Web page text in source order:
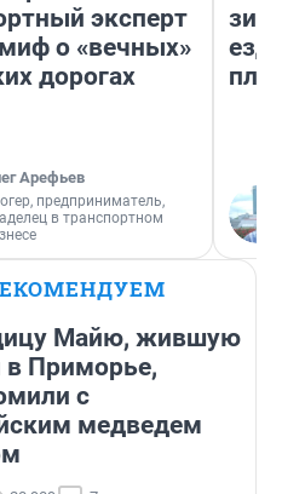
эксперт
о «вечных»
дорогах
Арефьев
предприниматель,
в транспортном
ездит
Майю, жившую
в Приморье,
с
медведем